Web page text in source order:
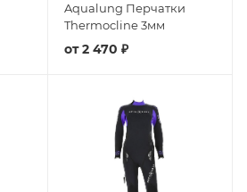
Aqualung Перчатки
Thermocline 3мм
от2 470 ₽